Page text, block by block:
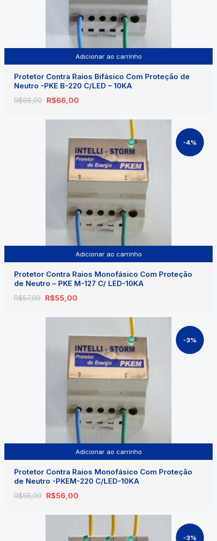
Adicionar ao carrinho
Protetor Contra Raios Bifásico Com Proteção de
Neutro -PKE B-220 C/LED – 10KA
R$68,00 O
original
R$68,00.
R$66,00
atual
R$66,00.
-4%
Adicionar ao carrinho
Protetor Contra Raios Monofásico Com Proteção
de Neutro – PKE M-127 C/ LED-10KA
R$57,00 O
original
R$57,00.
R$55,00
atual
R$55,00.
-3%
Adicionar ao carrinho
Protetor Contra Raios Monofásico Com Proteção
de Neutro -PKEM-220 C/LED-10KA
R$58,00 O
original
R$56,00
atual
-3%